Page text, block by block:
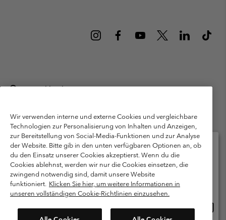
Deutschland
München Deutschland. Alle Rechte vorbehalten.
Nutzungsbedingungen
Allgemeine Verkaufsbedingungen
Garantie
Datenschutzerklärung
Bestimmungen und Bedingungen des Mitglieder Programms
Nutzungsbedingungen Für Nutzergenerierte Inhalte
Cookies
Public CBCR
Kundenservice: Mo- Fr. 9:00 - 13:00 & 14:00- 18:00 Uhr
Wir verwenden interne und externe Cookies und vergleichbare
Technologien zur Personalisierung von Inhalten und Anzeigen,
zur Bereitstellung von Social-Media-Funktionen und zur Analyse
der Website. Bitte gib in den unten verfügbaren Optionen an, ob
du den Einsatz unserer Cookies akzeptierst. Wenn du die
Cookies ablehnst, werden wir nur die Cookies einsetzen, die
zwingend notwendig sind, damit unsere Website
funktioniert. Klicken Sie hier, um weitere Informationen in
unseren vollständigen Cookie-Richtlinien einzusehen.
Bitte wählen Sie Ihr Lieferland und Ihre Sprache
Online-Einkauf verfügbar